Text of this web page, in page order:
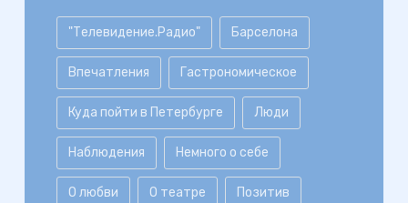
"Телевидение.Радио" Барселона
Впечатления Гастрономическое
Куда пойти в Петербурге Люди
Наблюдения Немного о себе
О любви О театре Позитив